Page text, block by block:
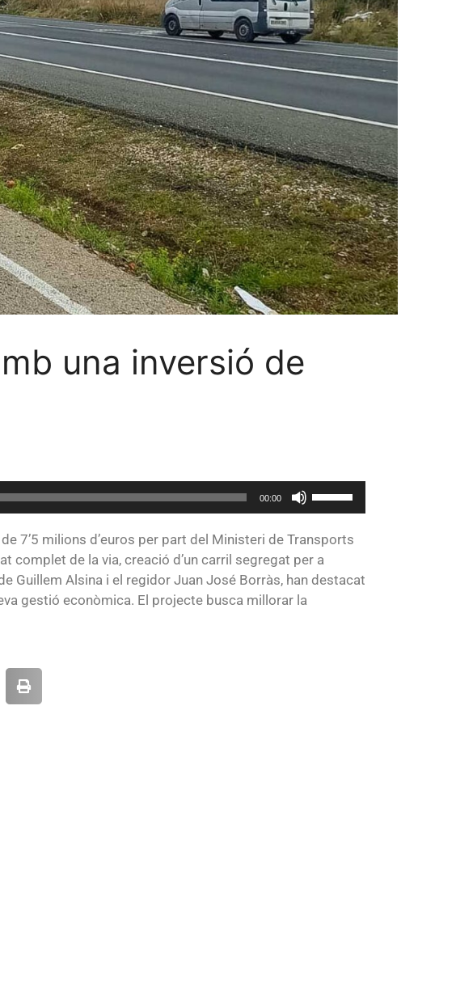
una inversió de
00:00
Utiliza
las
de
flecha
7’5 milions d’euros per part del Ministeri de Transports
complet de la via, creació d’un carril segregat per a
Guillem Alsina i el regidor Juan José Borràs, han destacat
gestió econòmica. El projecte busca millorar la